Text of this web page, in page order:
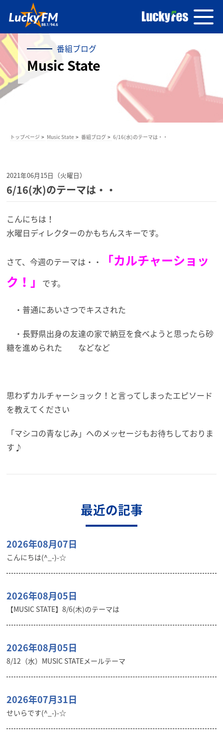
番組ブログ
Music State
トップページ Music State 番組ブログ 6/16(水)のテーマは・・
2021年06月15日（火曜日）
6/16(水)のテーマは・・
こんにちは！
水曜日ディレクターのかもちんスキーです。
さて、今週のテーマは・・
「カルチャーショッ
ク！」
です。
・普通にあいさつでキスされた
・長野県出身の友達の家で納豆を食べようと思ったら砂
糖を進められた などなど
思わずカルチャーショック！と言ってしまったエピソード
を教えてください
「マシコの青なじみ」へのメッセージもお待ちしておりま
す♪
最近の記事
2026年08月07日
こんにちは(^_-)-☆
2026年08月05日
【MUSIC STATE】8/6(木)のテーマは
2026年08月05日
8/12（水）MUSIC STATEメールテーマ
2026年07月31日
せいらです(^_-)-☆